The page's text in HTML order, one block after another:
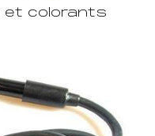
et colorants